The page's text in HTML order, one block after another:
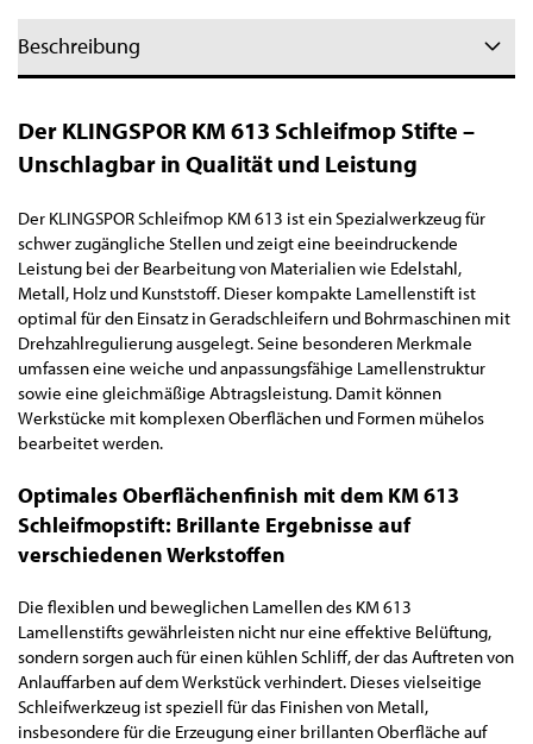
Beschreibung
Der KLINGSPOR KM 613 Schleifmop Stifte –
Unschlagbar in Qualität und Leistung
Der KLINGSPOR Schleifmop KM 613 ist ein Spezialwerkzeug für
schwer zugängliche Stellen und zeigt eine beeindruckende
Leistung bei der Bearbeitung von Materialien wie Edelstahl,
Metall, Holz und Kunststoff. Dieser kompakte Lamellenstift ist
optimal für den Einsatz in Geradschleifern und Bohrmaschinen mit
Drehzahlregulierung ausgelegt. Seine besonderen Merkmale
umfassen eine weiche und anpassungsfähige Lamellenstruktur
sowie eine gleichmäßige Abtragsleistung. Damit können
Werkstücke mit komplexen Oberflächen und Formen mühelos
bearbeitet werden.
Optimales Oberflächenfinish mit dem KM 613
Schleifmopstift: Brillante Ergebnisse auf
verschiedenen Werkstoffen
Die flexiblen und beweglichen Lamellen des KM 613
Lamellenstifts gewährleisten nicht nur eine effektive Belüftung,
sondern sorgen auch für einen kühlen Schliff, der das Auftreten von
Anlauffarben auf dem Werkstück verhindert. Dieses vielseitige
Schleifwerkzeug ist speziell für das Finishen von Metall,
insbesondere für die Erzeugung einer brillanten Oberfläche auf